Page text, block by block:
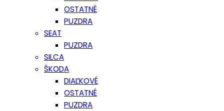
OSTATNÉ
PUZDRA
SEAT
PUZDRA
SILCA
ŠKODA
DIAĽKOVÉ
OSTATNÉ
PUZDRA